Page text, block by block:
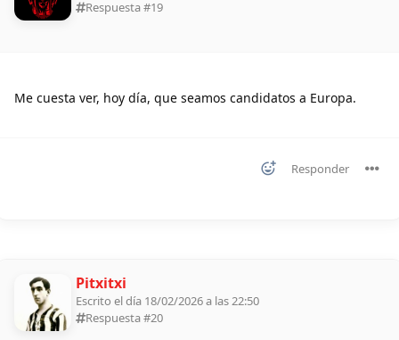
Respuesta #19
Me cuesta ver, hoy día, que seamos candidatos a Europa.
Responder
Pitxitxi
Escrito el día 18/02/2026 a las 22:50
Respuesta #20